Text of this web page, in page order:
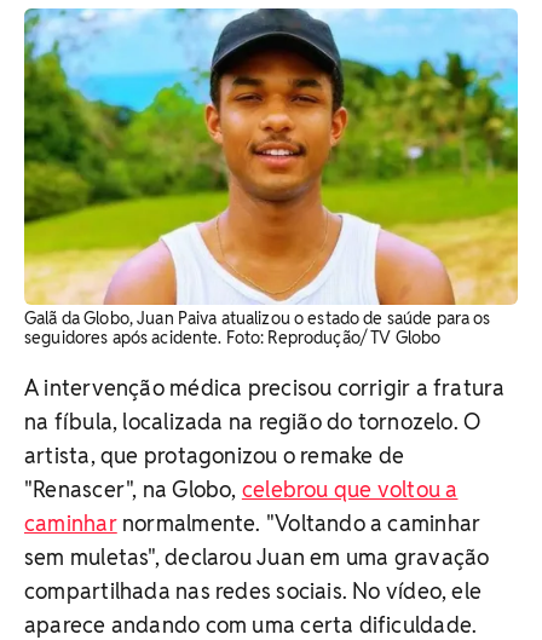
Galã da Globo, Juan Paiva atualizou o estado de saúde para os
seguidores após acidente. Foto: Reprodução/ TV Globo
A intervenção médica precisou corrigir a fratura
na fíbula, localizada na região do tornozelo. O
artista, que protagonizou o remake de
"Renascer", na Globo, celebrou que voltou a
caminharnormalmente. "Voltando a caminhar
sem muletas", declarou Juan em uma gravação
compartilhada nas redes sociais. No vídeo, ele
aparece andando com uma certa dificuldade.